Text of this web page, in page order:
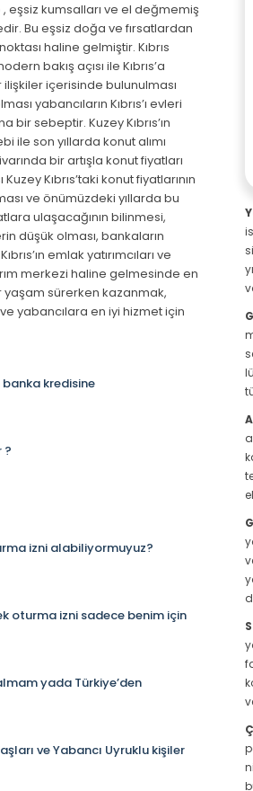
, eşsiz kumsalları ve el değmemiş
Bu eşsiz doğa ve fırsatlardan
haline gelmiştir. Kıbrıs
bakış açısı ile Kıbrıs’a
içerisinde bulunulması
yabancıların Kıbrıs’ı evleri
sebeptir. Kuzey Kıbrıs’ın
ile son yıllarda konut alımı
bir artışla konut fiyatları
Kıbrıs’taki konut fiyatlarının
ve önümüzdeki yıllarda bu
ulaşacağının bilinmesi,
düşük olması, bankaların
emlak yatırımcıları ve
merkezi haline gelmesinde en
yaşam sürerken kazanmak,
yabancılara en iyi hizmet için
banka kredisine
?
izni alabiliyormuyuz?
oturma izni sadece benim için
yada Türkiye’den
ve Yabancı Uyruklu kişiler